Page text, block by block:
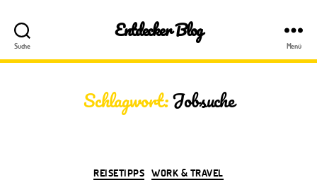
Suche
Entdecker Blog
Menü
Schlagwort:Jobsuche
Kategorien
REISETIPPS WORK & TRAVEL